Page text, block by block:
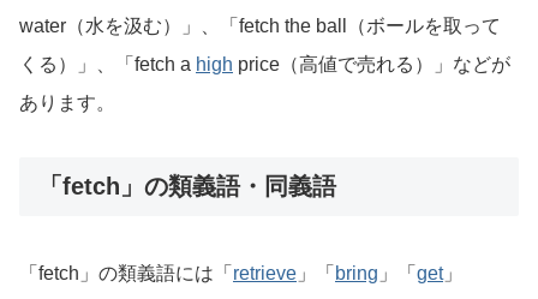
water（水を汲む）」、「fetch the ball（ボールを取って
くる）」、「fetch a high price（高値で売れる）」などが
あります。
「fetch」の類義語・同義語
「fetch」の類義語には「 retrieve 」「 bring 」「 get」